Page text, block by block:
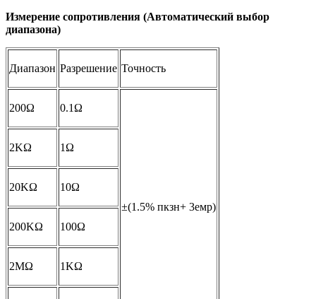
Измерение сопротивления (Автоматический выбор
диапазона)
Диапазон Разрешение Точность
200Ω 0.1Ω
±(1.5% пкзн+ 3емр)
2KΩ 1Ω
20KΩ 10Ω
200KΩ 100Ω
2MΩ 1KΩ